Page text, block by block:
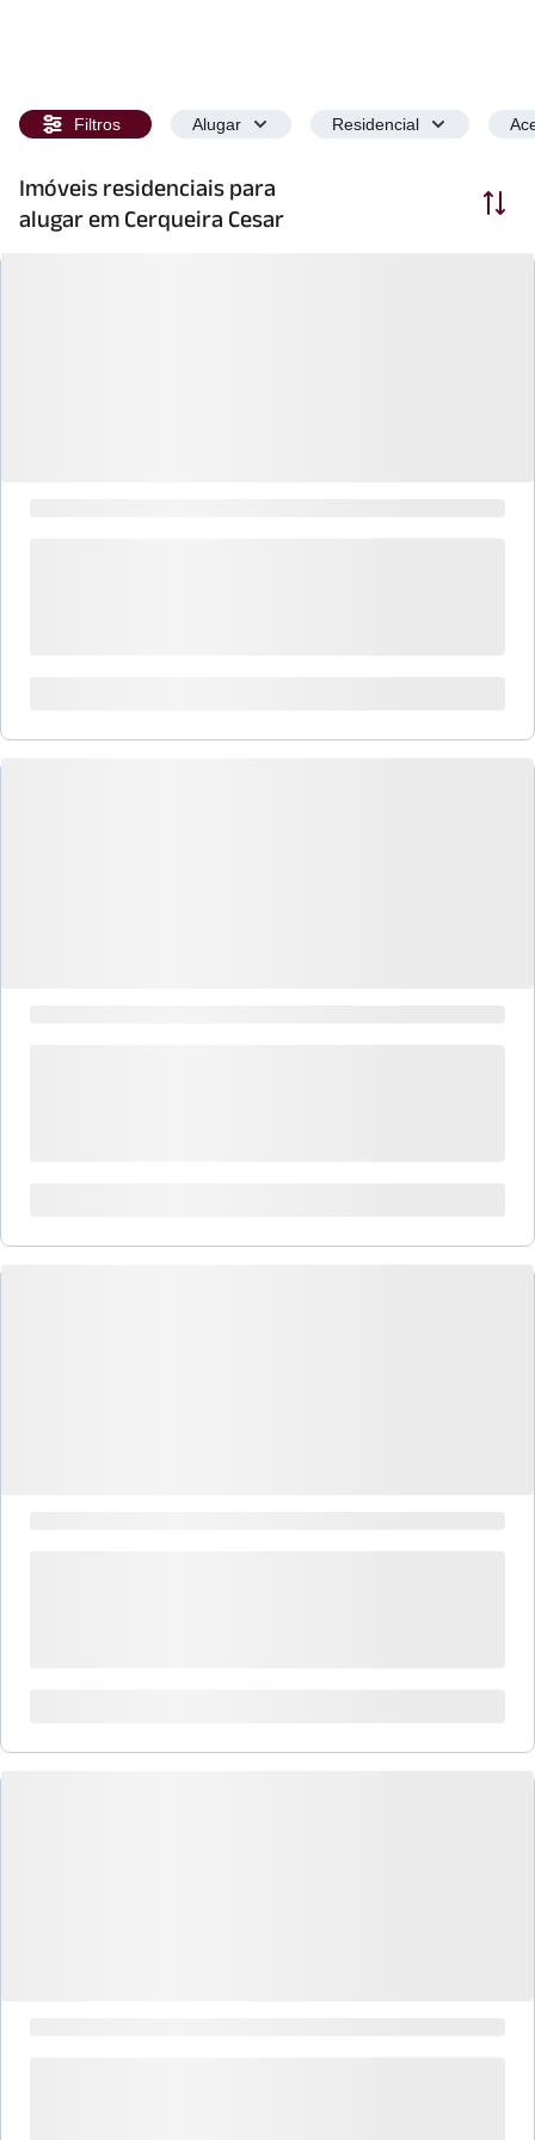
Filtros Alugar Residencial
Imóveis residenciais para
alugar em Cerqueira Cesar
Ordenar